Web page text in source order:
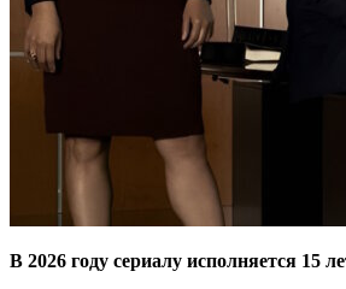
В 2026 году сериалу исполняется 15